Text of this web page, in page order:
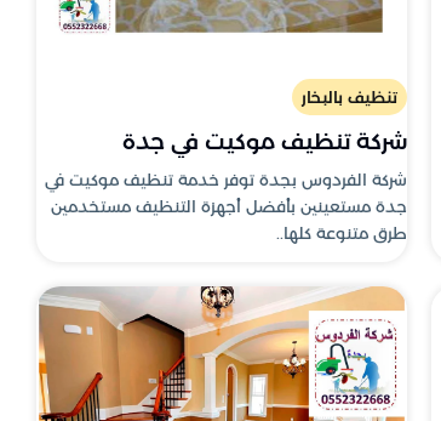
تنظيف بالبخار
شركة تنظيف موكيت في جدة
شركة الفردوس بجدة توفر خدمة تنظيف موكيت في
جدة مستعينين بأفضل أجهزة التنظيف مستخدمين
طرق متنوعة كلها..